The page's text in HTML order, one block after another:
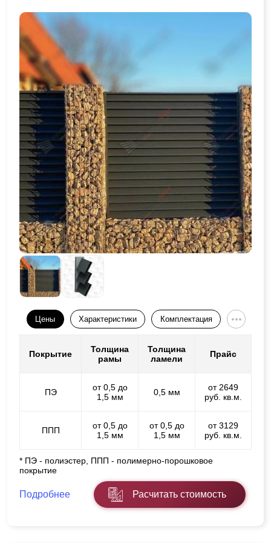
Цены Характеристики Комплектация
Покрытие
Толщина
рамы
Толщина
ламели
Прайс
ПЭ
от 0,5 до
1,5 мм
0,5 мм
от 2649
руб. кв.м.
ППП
от 0,5 до
1,5 мм
от 0,5 до
1,5 мм
от 3129
руб. кв.м.
* ПЭ - полиэстер, ППП - полимерно-порошковое
покрытие
Подробнее Расчитать стоимость